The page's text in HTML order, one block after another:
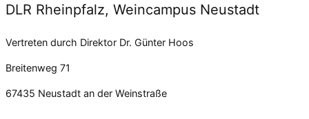
DLR Rheinpfalz, Weincampus Neustadt
Vertreten durch Direktor Dr. Günter Hoos
Breitenweg 71
67435 Neustadt an der Weinstraße